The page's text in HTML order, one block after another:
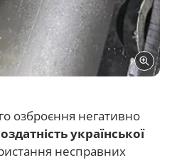
озброєння негативно
української
несправних